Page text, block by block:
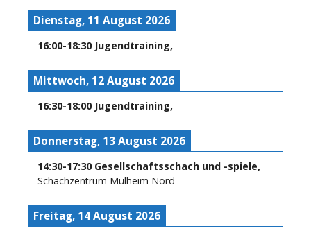
Dienstag, 11 August 2026
16:00-18:30 Jugendtraining,
Mittwoch, 12 August 2026
16:30-18:00 Jugendtraining,
Donnerstag, 13 August 2026
14:30-17:30 Gesellschaftsschach und -spiele,
Schachzentrum Mülheim Nord
Freitag, 14 August 2026